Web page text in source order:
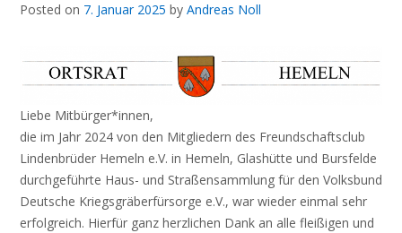
Posted on 7. Januar 2025 by Andreas Noll
Liebe Mitbürger*innen,
die im Jahr 2024 von den Mitgliedern des Freundschaftsclub
Lindenbrüder Hemeln e.V. in Hemeln, Glashütte und Bursfelde
durchgeführte Haus- und Straßensammlung für den Volksbund
Deutsche Kriegsgräberfürsorge e.V., war wieder einmal sehr
erfolgreich. Hierfür ganz herzlichen Dank an alle fleißigen und